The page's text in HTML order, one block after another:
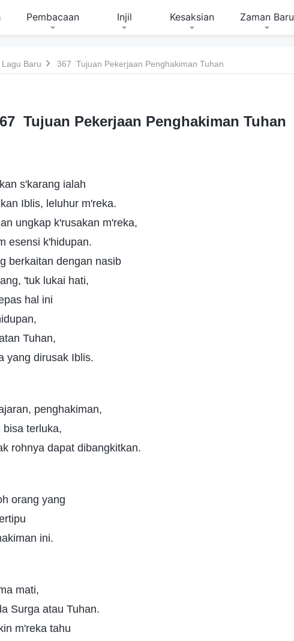
Pembacaan Injil Kesaksian Zaman Baru
Baru 367 Tujuan Pekerjaan Penghakiman Tuhan
Tujuan Pekerjaan Penghakiman Tuhan
s'karang ialah
Iblis, leluhur m'reka.
ungkap k'rusakan m'reka,
esensi k'hidupan.
berkaitan dengan nasib
'tuk lukai hati,
hal ini
Tuhan,
yang dirusak Iblis.
penghakiman,
bisa terluka,
rohnya dapat dibangkitkan.
orang yang
ini.
mati,
Surga atau Tuhan.
m'reka tahu